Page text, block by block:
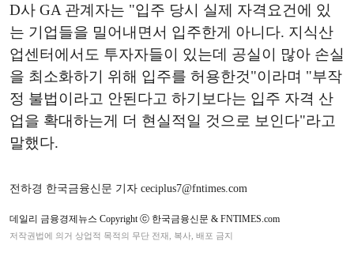
D사 GA 관계자는 "입주 당시 실제 자격요건에 있
는 기업들을 밀어내면서 입주한게 아니다. 지식산
업센터에서도 투자자들이 있는데 공실이 많아 손실
을 최소화하기 위해 입주를 허용한것"이라며 "부작
정 불법이라고 안된다고 하기보다는 입주 자격 산
업을 확대하는게 더 현실적일 것으로 보인다"라고
말했다.
전하경 한국금융신문 기자 ceciplus7@fntimes.com
데일리 금융경제뉴스 Copyright ⓒ 한국금융신문 & FNTIMES.com
저작권법에 의거 상업적 목적의 무단 전재, 복사, 배포 금지